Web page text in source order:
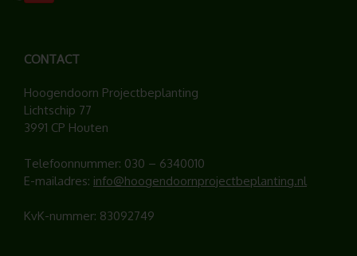
CONTACT
Hoogendoorn Projectbeplanting
Lichtschip 77
3991 CP Houten
Telefoonnummer: 030 – 6340010
E-mailadres: info@hoogendoornprojectbeplanting.nl
KvK-nummer: 83092749